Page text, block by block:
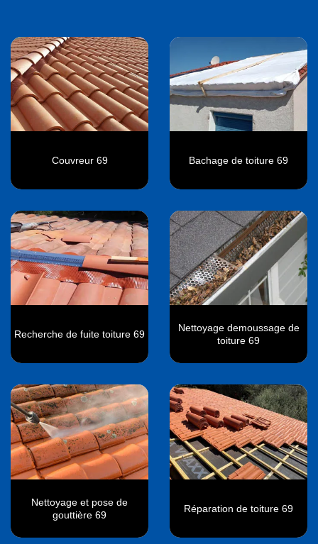
Couvreur 69 Bachage de toiture 69
Recherche de fuite toiture 69
Nettoyage demoussage de
toiture 69
Nettoyage et pose de
gouttière 69
Réparation de toiture 69